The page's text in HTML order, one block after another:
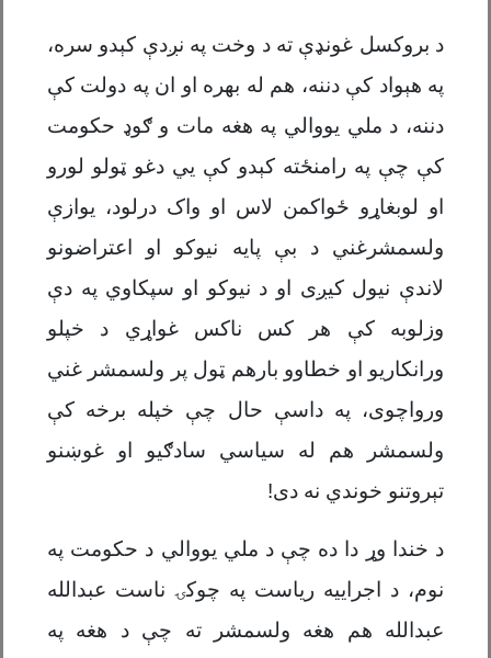
د بروکسل غونډې ته د وخت په نږدې کېدو سره،
په هېواد کې دننه، هم له بهره او ان په دولت کې
دننه، د ملي یووالي په هغه مات و ګوډ حکومت
کې چې په رامنځته کېدو کې يي دغو ټولو لورو
او لوبغاړو ځواکمن لاس او واک درلود، یوازې
ولسمشرغني د بې پایه نیوکو او اعتراضونو
لاندې نیول کیږی او د نیوکو او سپکاوي په دې
وزلوبه کې هر کس ناکس غواړي د خپلو
ورانکاریو او خطاوو بارهم ټول پر ولسمشر غني
ورواچوی، په داسې حال چې خپله برخه کې
ولسمشر هم له سیاسي سادګیو او غوښنو
تېروتنو خوندي نه دی!
د خندا وړ دا ده چې د ملي یووالي د حکومت په
نوم، د اجراییه ریاست په چوکۍ ناست عبدالله
عبدالله هم هغه ولسمشر ته چې د هغه په